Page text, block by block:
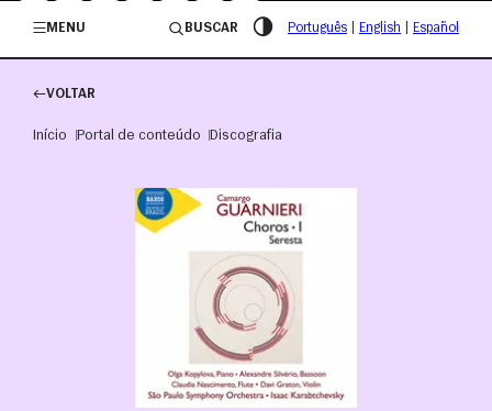
/governosp
MENU
BUSCAR Português English Español
VOLTAR
Início Portal de conteúdo Discografia